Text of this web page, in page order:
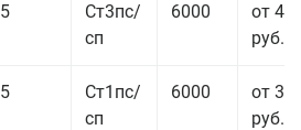
Ст3пс/
сп
6000
от 42
руб.
Ст1пс/
сп
6000
от 35
руб.